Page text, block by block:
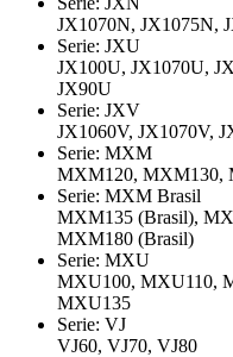
JX1070N, JX1075N,
Serie: JXU
JX100U, JX1070U,
JX90U
Serie: JXV
JX1060V, JX1070V,
Serie: MXM
MXM120, MXM130,
Serie: MXM
MXM135 (Brasil),
MXM180 (Brasil)
Serie: MXU
MXU100, MXU110,
MXU135
Serie: VJ
VJ60, VJ70, VJ80